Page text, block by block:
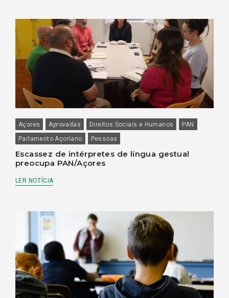
Açores Aprovadas Direitos Sociais e Humanos
PAN
Parlamento Açoriano
Pessoas
Escassez de intérpretes de língua gestual
preocupa PAN/Açores
LER NOTÍCIA